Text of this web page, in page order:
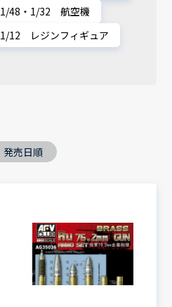
1/48・1/32 航空機
1/12 レジンフィギュア
発売日順